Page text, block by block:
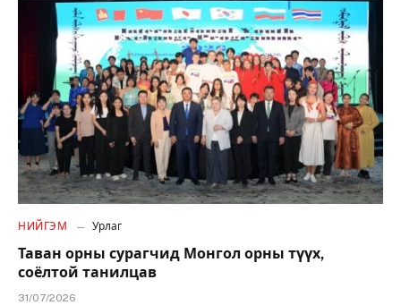
НИЙГЭМ Урлаг
Таван орны сурагчид Монгол орны түүх,
соёлтой танилцав
31/07/2026